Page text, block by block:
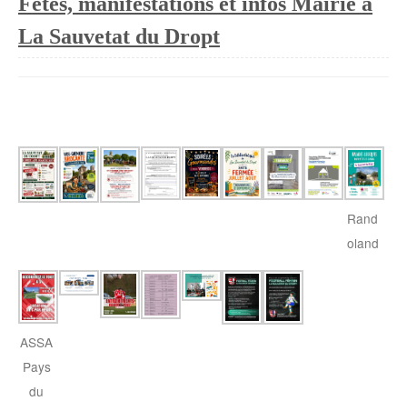
La Sauvetat du Dropt
Rand
oland
ASSA
Pays
du